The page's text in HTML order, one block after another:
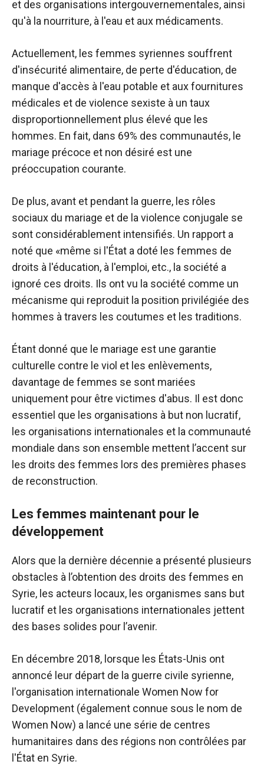
et des organisations intergouvernementales, ainsi
qu'à la nourriture, à l'eau et aux médicaments.
Actuellement, les femmes syriennes souffrent
d'insécurité alimentaire, de perte d'éducation, de
manque d'accès à l'eau potable et aux fournitures
médicales et de violence sexiste à un taux
disproportionnellement plus élevé que les
hommes. En fait, dans 69% des communautés, le
mariage précoce et non désiré est une
préoccupation courante.
De plus, avant et pendant la guerre, les rôles
sociaux du mariage et de la violence conjugale se
sont considérablement intensifiés. Un rapport a
noté que «même si l'État a doté les femmes de
droits à l'éducation, à l'emploi, etc., la société a
ignoré ces droits. Ils ont vu la société comme un
mécanisme qui reproduit la position privilégiée des
hommes à travers les coutumes et les traditions.
Étant donné que le mariage est une garantie
culturelle contre le viol et les enlèvements,
davantage de femmes se sont mariées
uniquement pour être victimes d'abus. Il est donc
essentiel que les organisations à but non lucratif,
les organisations internationales et la communauté
mondiale dans son ensemble mettent l’accent sur
les droits des femmes lors des premières phases
de reconstruction.
Les femmes maintenant pour le
développement
Alors que la dernière décennie a présenté plusieurs
obstacles à l’obtention des droits des femmes en
Syrie, les acteurs locaux, les organismes sans but
lucratif et les organisations internationales jettent
des bases solides pour l’avenir.
En décembre 2018, lorsque les États-Unis ont
annoncé leur départ de la guerre civile syrienne,
l'organisation internationale Women Now for
Development (également connue sous le nom de
Women Now) a lancé une série de centres
humanitaires dans des régions non contrôlées par
l'État en Syrie.